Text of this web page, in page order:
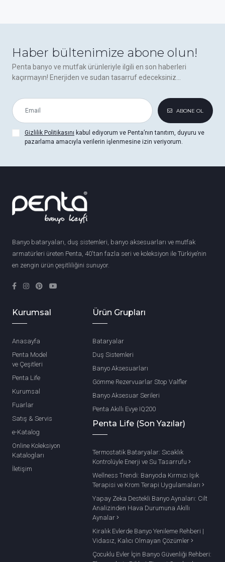
Haber bültenimize abone olun!
Penta banyo ve mutfak ürünleriyle ilgili en son haberleri
kaçırmayın! Enerjiden ve sudan tasarruf edeceksiniz...
ABONE OL
Gizlilik Politikasını kabul ediyorum ve Penta’nın tanıtım, duyuru ve
pazarlama amacıyla verilerin işlenmesine izin veriyorum.
Banyo bataryaları, duş sistemleri, banyo aksesuarları ve mutfak
armatürleri üreten Penta, 40'tan fazla seri ve koleksiyon ile Türkiye’nin
en zengin ürün çeşitliliğini sunuyor.
Kurumsal
Anasayfa
Penta Model
ve Çeşitleri
Penta Life
Kurumsal
Fuarlar
Satış & Servis
e-Katalog
Online Koleksiyon
Katalogları
İletişim
Ürün Grupları
Bataryalar
Duş Sistemleri
Banyo Aksesuarları
Gömme Rezervuarlar Stop Valfler
Banyo Aksesuar Serileri
Penta Akıllı Evye IQ200
Penta Life (Son Yazılar)
Termostatik Bataryalar: Sıcaklık
Kontrolüyle Enerji ve Su Tasarrufu
Wellness Trendi: Banyoda Kırmızı Işık
Terapisi ve Krom Terapi Uygulamaları
Yapay Zeka Destekli Banyo Aynaları: Cilt
Analizinden Hava Durumuna Akıllı
Aynalar
Kiralık Evlerde Banyo Yenileme Rehberi |
Vidasız, Kalıcı Olmayan Çözümler
Çocuklu Evler İçin Banyo Güvenliği Rehberi: